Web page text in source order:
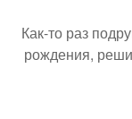
Как-то раз
рождения,